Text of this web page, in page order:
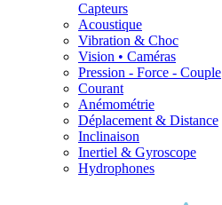
Capteurs
Acoustique
Vibration & Choc
Vision • Caméras
Pression - Force - Couple
Courant
Anémométrie
Déplacement & Distance
Inclinaison
Inertiel & Gyroscope
Hydrophones